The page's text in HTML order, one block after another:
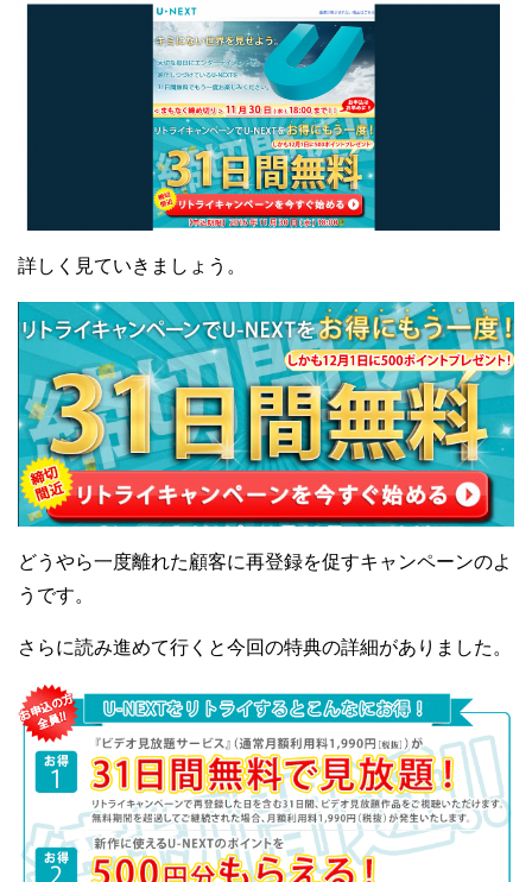
詳しく見ていきましょう。
どうやら一度離れた顧客に再登録を促すキャンペーンのよ
うです。
さらに読み進めて行くと今回の特典の詳細がありました。